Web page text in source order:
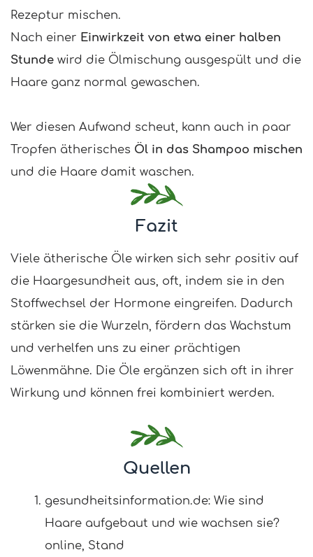
Rezeptur mischen.
Nach einer Einwirkzeit von etwa einer halben
Stunde wird die Ölmischung ausgespült und die
Haare ganz normal gewaschen.
Wer diesen Aufwand scheut, kann auch in paar
Tropfen ätherisches Öl in das Shampoo mischen
und die Haare damit waschen.
Fazit
Viele ätherische Öle wirken sich sehr positiv auf
die Haargesundheit aus, oft, indem sie in den
Stoffwechsel der Hormone eingreifen. Dadurch
stärken sie die Wurzeln, fördern das Wachstum
und verhelfen uns zu einer prächtigen
Löwenmähne. Die Öle ergänzen sich oft in ihrer
Wirkung und können frei kombiniert werden.
Quellen
gesundheitsinformation.de: Wie sind
Haare aufgebaut und wie wachsen sie?
online, Stand